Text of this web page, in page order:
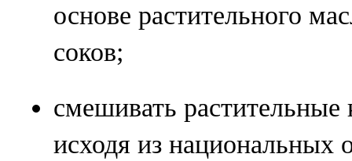
основе растительного
соков;
смешивать
исходя из национальных